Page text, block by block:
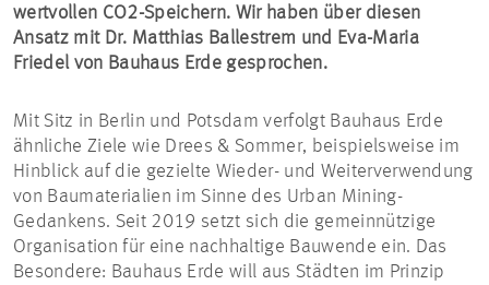
wertvollen CO2-Speichern. Wir haben über diesen
Ansatz mit Dr. Matthias Ballestrem und Eva-Maria
Friedel von Bauhaus Erde gesprochen.
Mit Sitz in Berlin und Potsdam verfolgt Bauhaus Erde
ähnliche Ziele wie Drees & Sommer, beispielsweise im
Hinblick auf die gezielte Wieder- und Weiterverwendung
von Baumaterialien im Sinne des Urban Mining-
Gedankens. Seit 2019 setzt sich die gemeinnützige
Organisation für eine nachhaltige Bauwende ein. Das
Besondere: Bauhaus Erde will aus Städten im Prinzip